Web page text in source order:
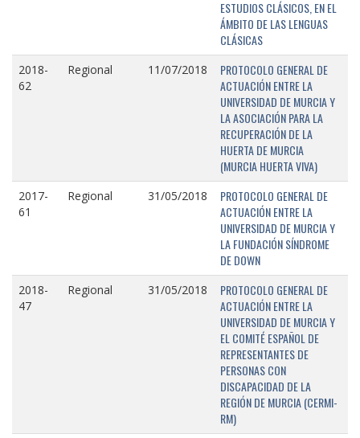
ESTUDIOS CLÁSICOS, EN EL
ÁMBITO DE LAS LENGUAS
CLÁSICAS
2018-
62
Regional 11/07/2018
PROTOCOLO GENERAL DE
ACTUACIÓN ENTRE LA
UNIVERSIDAD DE MURCIA Y
LA ASOCIACIÓN PARA LA
RECUPERACIÓN DE LA
HUERTA DE MURCIA
(MURCIA HUERTA VIVA)
2017-
61
Regional 31/05/2018
PROTOCOLO GENERAL DE
ACTUACIÓN ENTRE LA
UNIVERSIDAD DE MURCIA Y
LA FUNDACIÓN SÍNDROME
DE DOWN
2018-
47
Regional 31/05/2018
PROTOCOLO GENERAL DE
ACTUACIÓN ENTRE LA
UNIVERSIDAD DE MURCIA Y
EL COMITÉ ESPAÑOL DE
REPRESENTANTES DE
PERSONAS CON
DISCAPACIDAD DE LA
REGIÓN DE MURCIA (CERMI-
RM)